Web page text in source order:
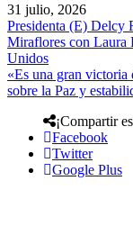
31 julio, 2026
Presidenta (E) Delcy
Miraflores con Laura
Unidos
«Es una gran victoria
sobre la Paz y
¡Compartir
Facebook
Twitter
Google Plus